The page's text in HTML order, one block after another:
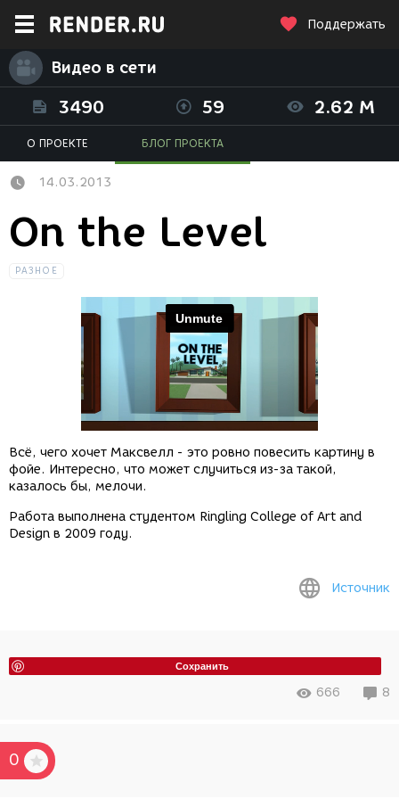
Поддержать
Видео в сети
3490 59 2.62 M
О ПРОЕКТЕ БЛОГ ПРОЕКТА
14.03.2013
On the Level
РАЗНОЕ
Всё, чего хочет Максвелл - это ровно повесить картину в
фойе. Интересно, что может случиться из-за такой,
казалось бы, мелочи.
Работа выполнена студентом Ringling College of Art and
Design в 2009 году.
Источник
Сохранить
666 8
0